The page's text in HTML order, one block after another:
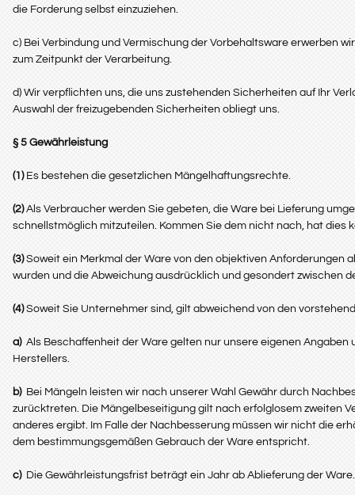
die Forderung selbst einzuziehen.
c) Bei Verbindung und Vermischung der Vorbehaltsware erwerben
zum Zeitpunkt der Verarbeitung.
d) Wir verpflichten uns, die uns zustehenden Sicherheiten auf Ihr
Auswahl der freizugebenden Sicherheiten obliegt uns.
§ 5 Gewährleistung
(1) Es bestehen die gesetzlichen Mängelhaftungsrechte.
(2)Als Verbraucher werden Sie gebeten, die Ware bei Lieferung
schnellstmöglich mitzuteilen. Kommen Sie dem nicht nach, hat
(3)Soweit ein Merkmal der Ware von den objektiven Anforderungen
wurden und die Abweichung ausdrücklich und gesondert zwischen
(4)Soweit Sie Unternehmer sind, gilt abweichend von den
a) Als Beschaffenheit der Ware gelten nur unsere eigenen
Herstellers.
b) Bei Mängeln leisten wir nach unserer Wahl Gewähr durch
zurücktreten. Die Mängelbeseitigung gilt nach erfolglosem zweiten
anderes ergibt. Im Falle der Nachbesserung müssen wir nicht die
dem bestimmungsgemäßen Gebrauch der Ware entspricht.
c) Die Gewährleistungsfrist beträgt ein Jahr ab Ablieferung der